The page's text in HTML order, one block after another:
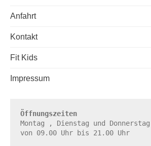
Anfahrt
Kontakt
Fit Kids
Impressum
Öffnungszeiten
Montag , Dienstag und Donnerstag
von 09.00 Uhr bis 21.00 Uhr